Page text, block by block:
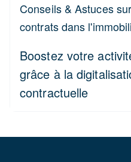
Conseils & Astuces
contrats dans
Boostez votre
grâce à la
contractuelle